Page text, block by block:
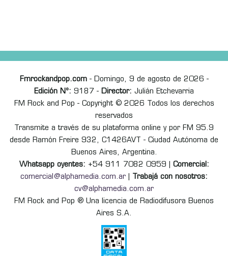
Fmrockandpop.com- Domingo, 9 de agosto de 2026 -
Edición Nº: 9187 - Director: Julián Etchevarria
FM Rock and Pop - Copyright © 2026 Todos los derechos
reservados
Transmite a través de su plataforma online y por FM 95.9
desde Ramón Freire 932, C1426AVT - Ciudad Autónoma de
Buenos Aires, Argentina.
Whatsapp oyentes: +54 911 7082 0959 | Comercial:
comercial@alphamedia.com.ar
Trabajá con nosotros:
cv@alphamedia.com.ar
FM Rock and Pop ® Una licencia de Radiodifusora Buenos
Aires S.A.